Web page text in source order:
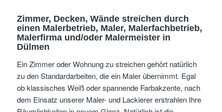
Zimmer, Decken, Wände streichen durch
einen Malerbetrieb, Maler, Malerfachbetrieb,
Malerfirma und/oder Malermeister in
Dülmen
Ein Zimmer oder Wohnung zu streichen gehört natürlich
zu den Standardarbeiten, die ein Maler übernimmt. Egal
ob klassisches Weiß oder spannende Farbakzente, nach
dem Einsatz unserer Maler- und Lackierer erstrahlen Ihre